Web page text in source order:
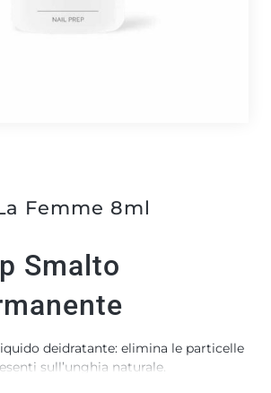
Femme 8ml
Smalto
iquido deidratante: elimina le particelle
sull’unghia naturale.